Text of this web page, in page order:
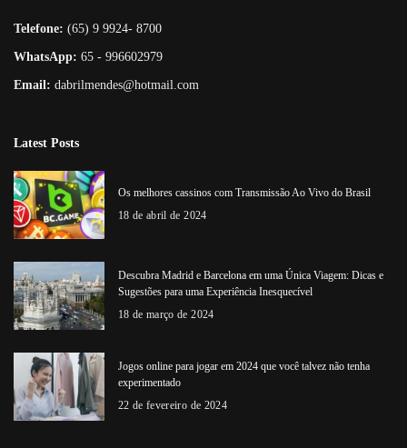
Telefone: (65) 9 9924- 8700
WhatsApp: 65 - 996602979
Email: dabrilmendes@hotmail.com
Latest Posts
Os melhores cassinos com Transmissão Ao Vivo do Brasil
18 de abril de 2024
Descubra Madrid e Barcelona em uma Única Viagem: Dicas e
Sugestões para uma Experiência Inesquecível
18 de março de 2024
Jogos online para jogar em 2024 que você talvez não tenha
experimentado
22 de fevereiro de 2024